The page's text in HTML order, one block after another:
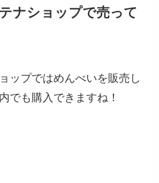
ナショップで売って
ップではめんべいを販売し
でも購入できますね！